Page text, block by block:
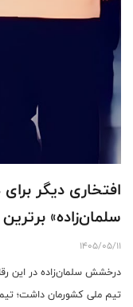
افتخاری دیگر
سلمان‌زاده»
1405/05/11
درخشش سلمان‌زاده در این
تیم ملی کشورمان داشت؛